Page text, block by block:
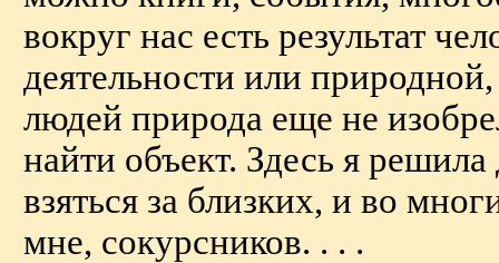
вокруг нас есть результат
деятельности или
людей природа еще не
найти объект. Здесь я решила
взяться за близких, и во
мне, сокурсников. . . .